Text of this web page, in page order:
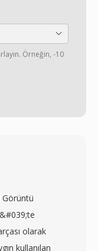
Örneğin, -10
Görüntü
olarak
kullanılan